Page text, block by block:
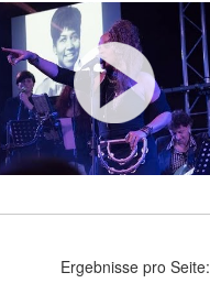
Ergebnisse pro Seite: